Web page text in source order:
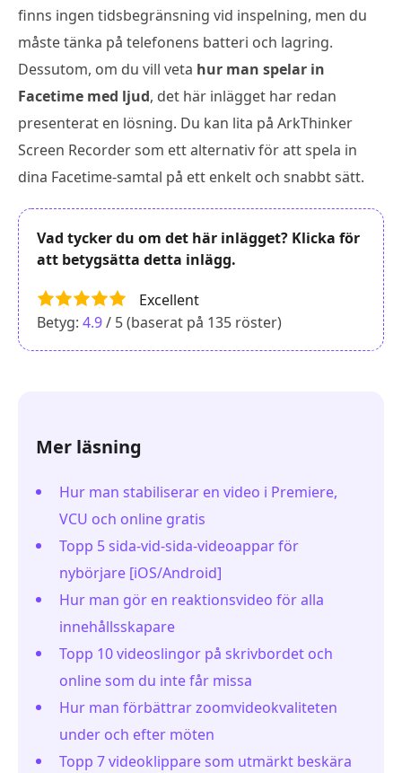
finns ingen tidsbegränsning vid inspelning, men du
måste tänka på telefonens batteri och lagring.
Dessutom, om du vill veta hur man spelar in
Facetime med ljud, det här inlägget har redan
presenterat en lösning. Du kan lita på ArkThinker
Screen Recorder som ett alternativ för att spela in
dina Facetime-samtal på ett enkelt och snabbt sätt.
Vad tycker du om det här inlägget? Klicka för
att betygsätta detta inlägg.
Excellent
Betyg: 4.9/ 5 (baserat på 135 röster)
Mer läsning
Hur man stabiliserar en video i Premiere,
VCU och online gratis
Topp 5 sida-vid-sida-videoappar för
nybörjare [iOS/Android]
Hur man gör en reaktionsvideo för alla
innehållsskapare
Topp 10 videoslingor på skrivbordet och
online som du inte får missa
Hur man förbättrar zoomvideokvaliteten
under och efter möten
Topp 7 videoklippare som utmärkt beskära